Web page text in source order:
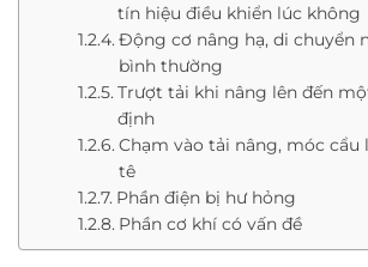
tín hiệu điều khiển lúc không
Động cơ nâng hạ, di chuyển
bình thường
Trượt tải khi nâng lên đến
định
Chạm vào tải nâng, móc cẩu
tê
Phần điện bị hư hỏng
Phần cơ khí có vấn đề